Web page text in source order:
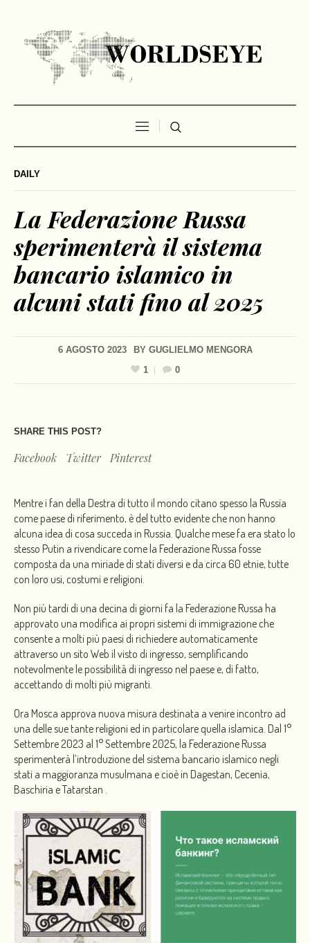
DAILY
La Federazione Russa
sperimenterà il sistema
bancario islamico in
alcuni stati fino al 2025
6 AGOSTO 2023 BY GUGLIELMO MENGORA
1
0
SHARE THIS POST?
Facebook Twitter Pinterest
Mentre i fan della Destra di tutto il mondo citano spesso la Russia
come paese di riferimento, è del tutto evidente che non hanno
alcuna idea di cosa succeda in Russia. Qualche mese fa era stato lo
stesso Putin a rivendicare come la Federazione Russa fosse
composta da una miriade di stati diversi e da circa 60 etnie, tutte
con loro usi, costumi e religioni.
Non più tardi di una decina di giorni fa la Federazione Russa ha
approvato una modifica ai propri sistemi di immigrazione che
consente a molti più paesi di richiedere automaticamente
attraverso un sito Web il visto di ingresso, semplificando
notevolmente le possibilità di ingresso nel paese e, di fatto,
accettando di molti più migranti.
Ora Mosca approva nuova misura destinata a venire incontro ad
una delle sue tante religioni ed in particolare quella islamica. Dal 1°
Settembre 2023 al 1° Settembre 2025, la Federazione Russa
sperimenterà l’introduzione del sistema bancario islamico negli
stati a maggioranza musulmana e cioè in Dagestan, Cecenia,
Baschiria e Tatarstan .